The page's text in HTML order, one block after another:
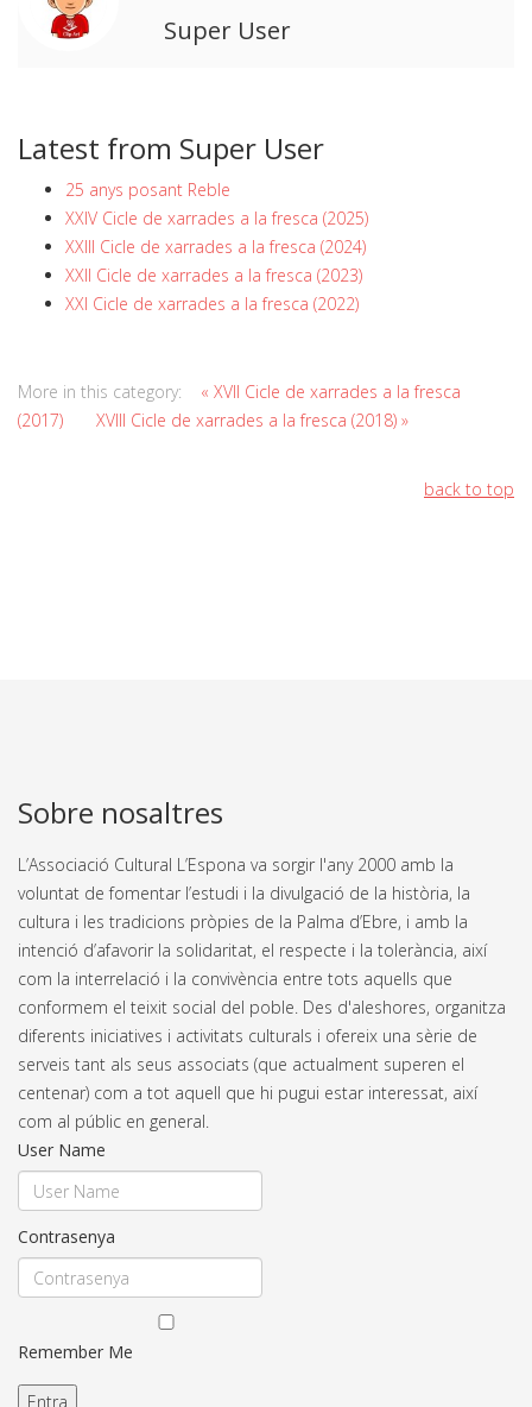
Super User
Latest from Super User
25 anys posant Reble
XXIV Cicle de xarrades a la fresca (2025)
XXIII Cicle de xarrades a la fresca (2024)
XXII Cicle de xarrades a la fresca (2023)
XXI Cicle de xarrades a la fresca (2022)
More in this category:
« XVII Cicle de xarrades a la fresca
(2017)
XVIII Cicle de xarrades a la fresca (2018) »
back to top
Sobre nosaltres
L’Associació Cultural L’Espona va sorgir l'any 2000 amb la
voluntat de fomentar l’estudi i la divulgació de la història, la
cultura i les tradicions pròpies de la Palma d’Ebre, i amb la
intenció d’afavorir la solidaritat, el respecte i la tolerància, així
com la interrelació i la convivència entre tots aquells que
conformem el teixit social del poble. Des d'aleshores, organitza
diferents iniciatives i activitats culturals i ofereix una sèrie de
serveis tant als seus associats (que actualment superen el
centenar) com a tot aquell que hi pugui estar interessat, així
com al públic en general.
User Name
Contrasenya
Remember Me